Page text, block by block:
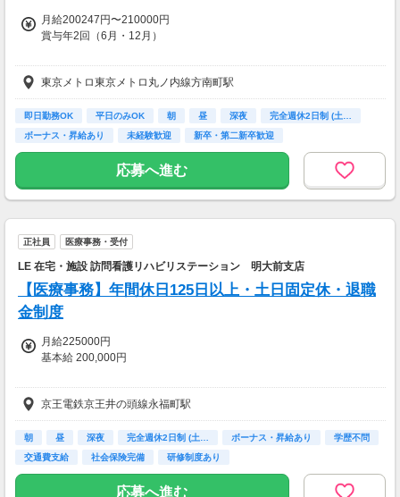
月給200247円〜210000円
賞与年2回（6月・12月）
※定期昇給制度！
毎年評価制度で昇給あり◎
※入社から6ヶ月間は有期雇用期間となります。（給与・待遇は変わり
ません）
東京メトロ東京メトロ丸ノ内線方南町駅
即日勤務OK 平日のみOK 朝 昼 深夜
完全週休2日制 (土…
ボーナス・昇給あり
未経験歓迎 新卒・第二新卒歓迎
応募へ進む
正社員 医療事務・受付
LE 在宅・施設 訪問看護リハビリステーション 明大前支店
【医療事務】年間休日125日以上・土日固定休・退職
金制度
月給225000円
基本給 200,000円
◆昇給年1回
（入職月）
◆賞与年2回
（入職1年後から算定開始のため
2年目より支給）
京王電鉄京王井の頭線永福町駅
朝 昼 深夜 完全週休2日制 (土… ボーナス・昇給あり
学歴不問
交通費支給
社会保険完備 研修制度あり
応募へ進む